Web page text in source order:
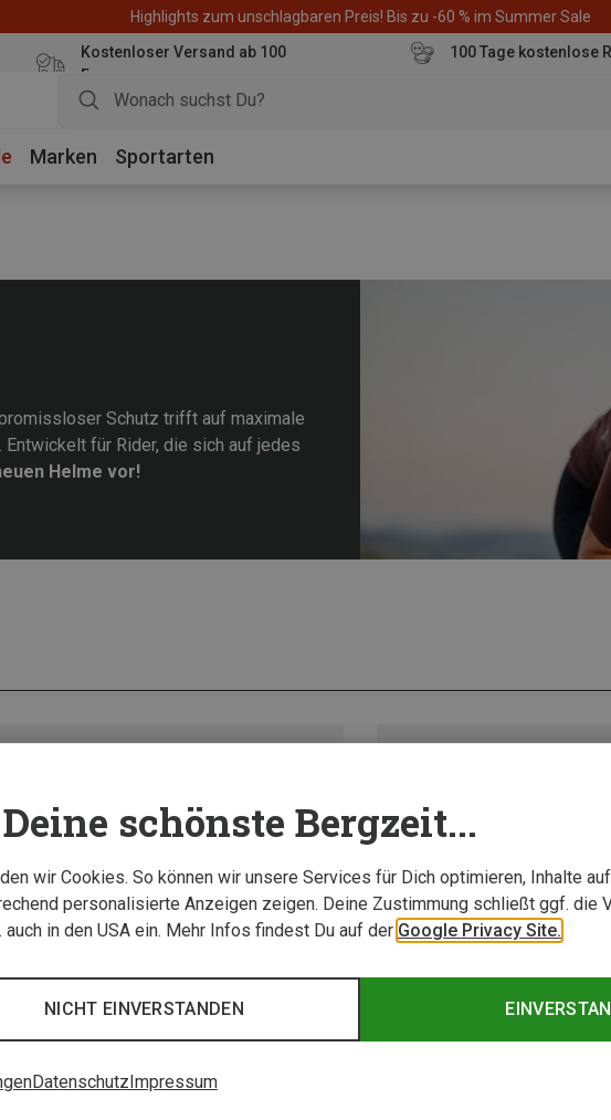
Highlights zum unschlagbaren Preis! Bis zu -60 % im Summer Sale
Kostenloser Versand ab 100
Euro
100 Tage kostenlose
Marken Sportarten
Schutz trifft auf maximale
Entwickelt für Rider, die sich auf jedes
Helme vor!
schönste Bergzeit...
wir Cookies. So können wir unsere Services für Dich optimieren, Inhalte
personalisierte Anzeigen zeigen. Deine Zustimmung schließt ggf. die
auch in den USA ein. Mehr Infos findest Du auf der Google Privacy Site.
NICHT EINVERSTANDEN
DatenschutzImpressum